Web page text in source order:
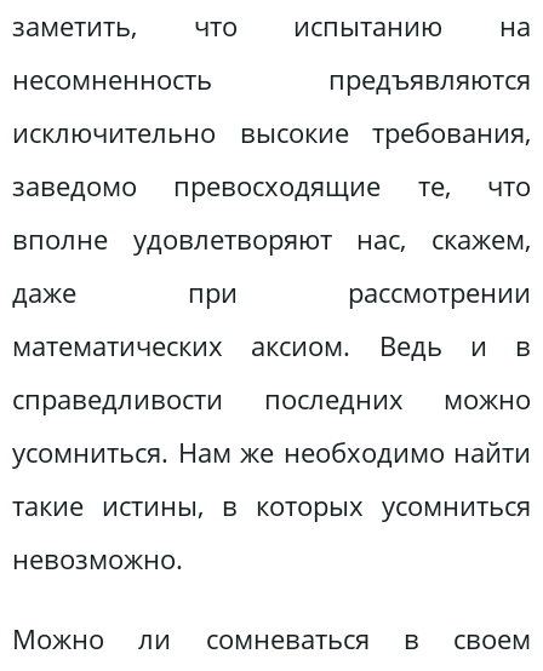
заметить, что испытанию на
несомненность предъявляются
исключительно высокие требования,
заведомо превосходящие те, что
вполне удовлетворяют нас, скажем,
даже при рассмотрении
математических аксиом. Ведь и в
справедливости последних можно
усомниться. Нам же необходимо найти
такие истины, в которых усомниться
невозможно.
Можно ли сомневаться в своем